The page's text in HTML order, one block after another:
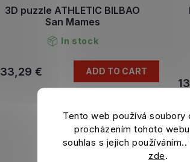
Tento web používá soubory
procházením tohoto
souhlas s jejich
zde.
3D puzzle ATHLETIC BILBAO
San Mames
In stock
33,29 € ADD TO CART